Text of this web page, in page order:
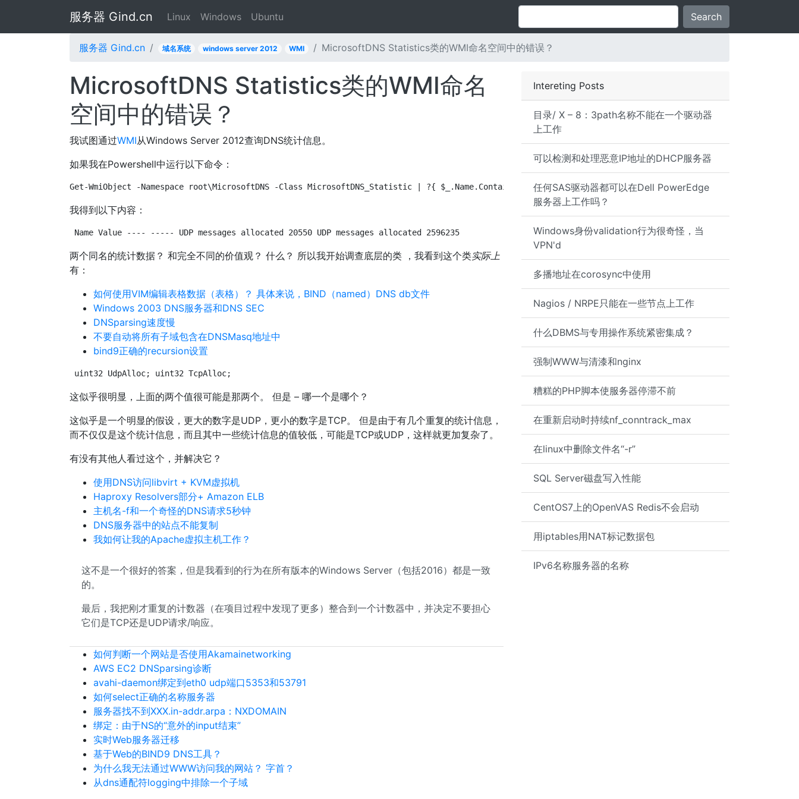
服务器 Gind.cn Linux Windows Ubuntu Search
服务器 Gind.cn 域名系统 windows server 2012 WMI MicrosoftDNS Statistics类的WMI命名空间中的错误？
Intereting Posts
目录/ X – 8：3path名称不能在一个驱动器
上工作
可以检测和处理恶意IP地址的DHCP服务器
任何SAS驱动器都可以在Dell PowerEdge
服务器上工作吗？
Windows身份validation行为很奇怪，当
VPN'd
多播地址在corosync中使用
Nagios / NRPE只能在一些节点上工作
什么DBMS与专用操作系统紧密集成？
强制WWW与清漆和nginx
糟糕的PHP脚本使服务器停滞不前
在重新启动时持续nf_conntrack_max
在linux中删除文件名“-r”
SQL Server磁盘写入性能
CentOS7上的OpenVAS Redis不会启动
用iptables用NAT标记数据包
IPv6名称服务器的名称
MicrosoftDNS Statistics类的WMI命名
空间中的错误？
我试图通过WMI从Windows Server 2012查询DNS统计信息。
如果我在Powershell中运行以下命令：
Get-WmiObject -Namespace root\MicrosoftDNS -Class MicrosoftDNS_Statistic | ?{ $_.Name.Contains("UDP messages allocated") } | ft Name,Value
我得到以下内容：
Name Value ---- ----- UDP messages allocated 20550 UDP messages allocated 2596235
两个同名的统计数据？ 和完全不同的价值观？ 什么？ 所以我开始调查底层的类 ，我看到这个类实际上
有：
如何使用VIM编辑表格数据（表格）？ 具体来说，BIND（named）DNS db文件
Windows 2003 DNS服务器和DNS SEC
DNSparsing速度慢
不要自动将所有子域包含在DNSMasq地址中
bind9正确的recursion设置
uint32 UdpAlloc; uint32 TcpAlloc;
这似乎很明显，上面的两个值很可能是那两个。 但是 – 哪一个是哪个？
这似乎是一个明显的假设，更大的数字是UDP，更小的数字是TCP。 但是由于有几个重复的统计信息，
而不仅仅是这个统计信息，而且其中一些统计信息的值较低，可能是TCP或UDP，这样就更加复杂了。
有没有其他人看过这个，并解决它？
使用DNS访问libvirt + KVM虚拟机
Haproxy Resolvers部分+ Amazon ELB
主机名-f和一个奇怪的DNS请求5秒钟
DNS服务器中的站点不能复制
我如何让我的Apache虚拟主机工作？
这不是一个很好的答案，但是我看到的行为在所有版本的Windows Server（包括2016）都是一致
的。
最后，我把刚才重复的计数器（在项目过程中发现了更多）整合到一个计数器中，并决定不要担心
它们是TCP还是UDP请求/响应。
如何判断一个网站是否使用Akamainetworking
AWS EC2 DNSparsing诊断
avahi-daemon绑定到eth0 udp端口5353和53791
如何select正确的名称服务器
服务器找不到XXX.in-addr.arpa：NXDOMAIN
绑定：由于NS的“意外的input结束”
实时Web服务器迁移
基于Web的BIND9 DNS工具？
为什么我无法通过WWW访问我的网站？ 字首？
从dns通配符logging中排除一个子域